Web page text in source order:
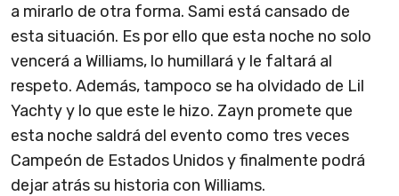
a mirarlo de otra forma. Sami está cansado de
esta situación. Es por ello que esta noche no solo
vencerá a Williams, lo humillará y le faltará al
respeto. Además, tampoco se ha olvidado de Lil
Yachty y lo que este le hizo. Zayn promete que
esta noche saldrá del evento como tres veces
Campeón de Estados Unidos y finalmente podrá
dejar atrás su historia con Williams.